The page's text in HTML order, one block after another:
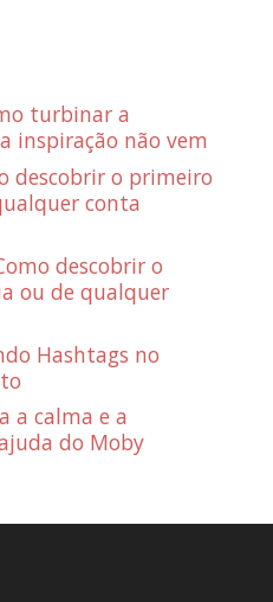
turbinar a
inspiração não vem
descobrir o primeiro
conta
descobrir o
ou de qualquer
Hashtags no
a calma e a
do Moby